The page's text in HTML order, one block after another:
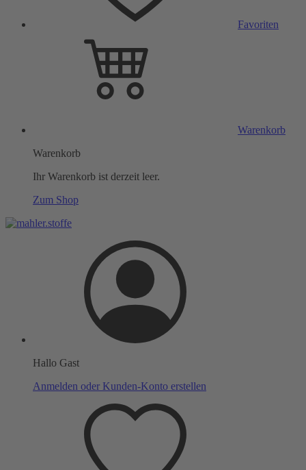
Favoriten
Warenkorb
Warenkorb
Ihr Warenkorb ist derzeit leer.
Zum Shop
Hallo Gast
Anmelden oder Kunden-Konto erstellen